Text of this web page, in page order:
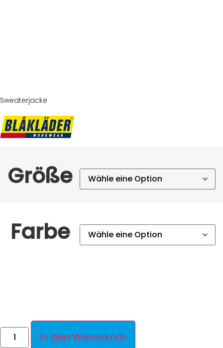
Sweaterjacke
Größe
Farbe
In den Warenkorb